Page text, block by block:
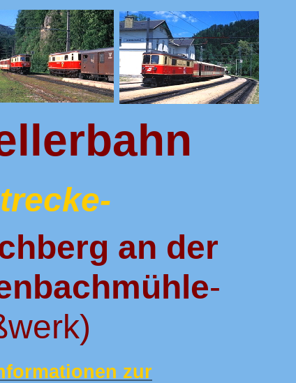
an der
-
zur